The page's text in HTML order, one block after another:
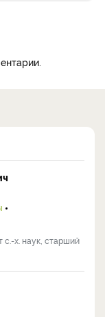
с.-х. наук, старший